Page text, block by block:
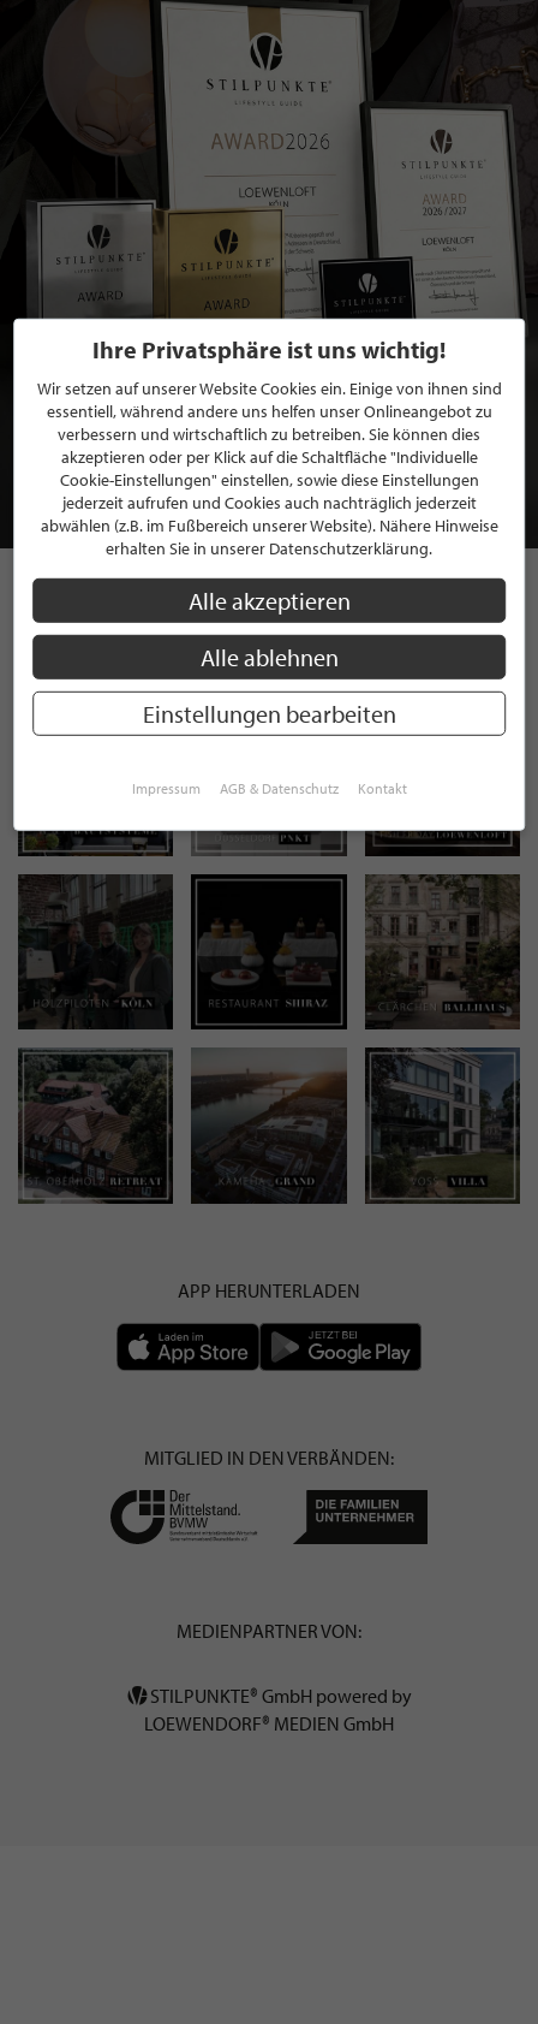
BEWERBEN SIE SICH FÜR EINE GRATIS
MITGLIEDSCHAFT BEI STILPUNKTE®
JETZT GRATIS BEWERBEN
STILPUNKTE AUF
INSTAGRAM
APP HERUNTERLADEN
MITGLIED IN DEN VERBÄNDEN:
MEDIENPARTNER VON:
STILPUNKTE® GmbH powered by
LOEWENDORF® MEDIEN GmbH
Ihre Privatsphäre ist uns wichtig!
Wir setzen auf unserer Website Cookies ein. Einige von ihnen sind
essentiell, während andere uns helfen unser Onlineangebot zu
verbessern und wirtschaftlich zu betreiben. Sie können dies
akzeptieren oder per Klick auf die Schaltfläche "Individuelle
Cookie-Einstellungen" einstellen, sowie diese Einstellungen
jederzeit aufrufen und Cookies auch nachträglich jederzeit
abwählen (z.B. im Fußbereich unserer Website). Nähere Hinweise
erhalten Sie in unserer Datenschutzerklärung.
Alle akzeptieren
Alle ablehnen
Einstellungen bearbeiten
Impressum AGB & Datenschutz Kontakt